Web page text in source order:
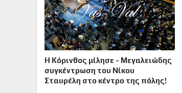
Η Κόρινθος μίλησε - Μεγαλειώδης
συγκέντρωση του Νίκου
Σταυρέλη στο κέντρο της πόλης!